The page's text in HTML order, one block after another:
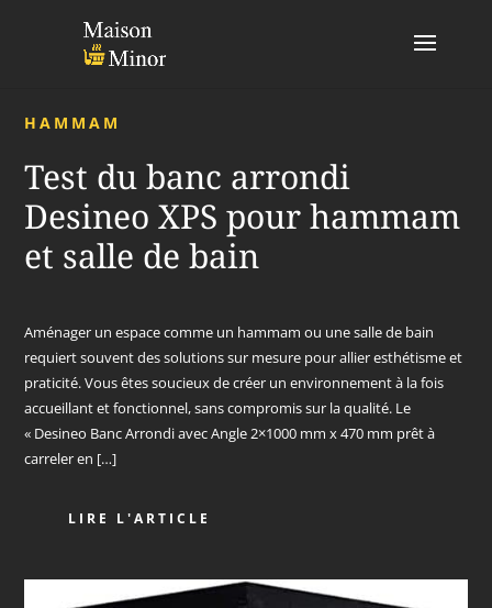
HAMMAM
Test du banc arrondi
Desineo XPS pour hammam
et salle de bain
Aménager un espace comme un hammam ou une salle de bain
requiert souvent des solutions sur mesure pour allier esthétisme et
praticité. Vous êtes soucieux de créer un environnement à la fois
accueillant et fonctionnel, sans compromis sur la qualité. Le
« Desineo Banc Arrondi avec Angle 2×1000 mm x 470 mm prêt à
carreler en […]
LIRE L'ARTICLE